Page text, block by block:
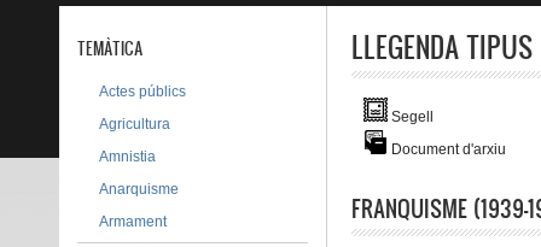
LLEGENDA
Segell
Document d'arxiu
FRANQUISME (1939-
TEMÀTICA
Actes públics
Agricultura
Amnistia
Anarquisme
Armament